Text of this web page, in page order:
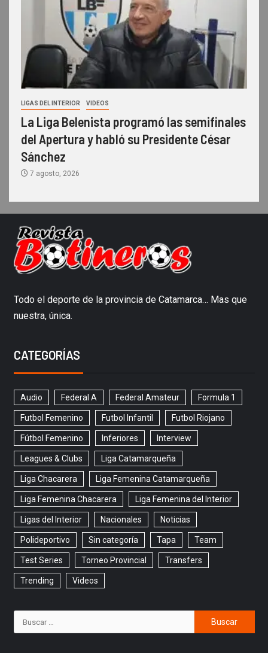
LIGAS DEL INTERIOR VIDEOS
La Liga Belenista programó las semifinales
del Apertura y habló su Presidente César
Sánchez
7 agosto, 2026
Todo el deporte de la provincia de Catamarca… Mas que
nuestra, única.
CATEGORÍAS
Audio Federal A Federal Amateur Formula 1
Futbol Femenino Futbol Infantil Futbol Riojano
Fútbol Femenino Inferiores Interview
Leagues & Clubs Liga Catamarqueña
Liga Chacarera Liga Femenina Catamarqueña
Liga Femenina Chacarera Liga Femenina del Interior
Ligas del Interior Nacionales Noticias
Polideportivo Sin categoría Tapa Team
Test Series Torneo Provincial Transfers
Trending Videos